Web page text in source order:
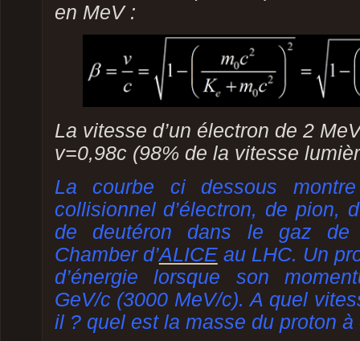
en MeV :
La vitesse d’un électron de 2
v=0,98c (98% de la vitesse
La courbe ci dessous
collisionnel d’électron, de pion,
de deutéron dans le gaz
Chamberd’ALICEau LHC. Un
d’énergie lorsque son
GeV/c (3000 MeV/c). A quel
il ? quel est la masse du proton